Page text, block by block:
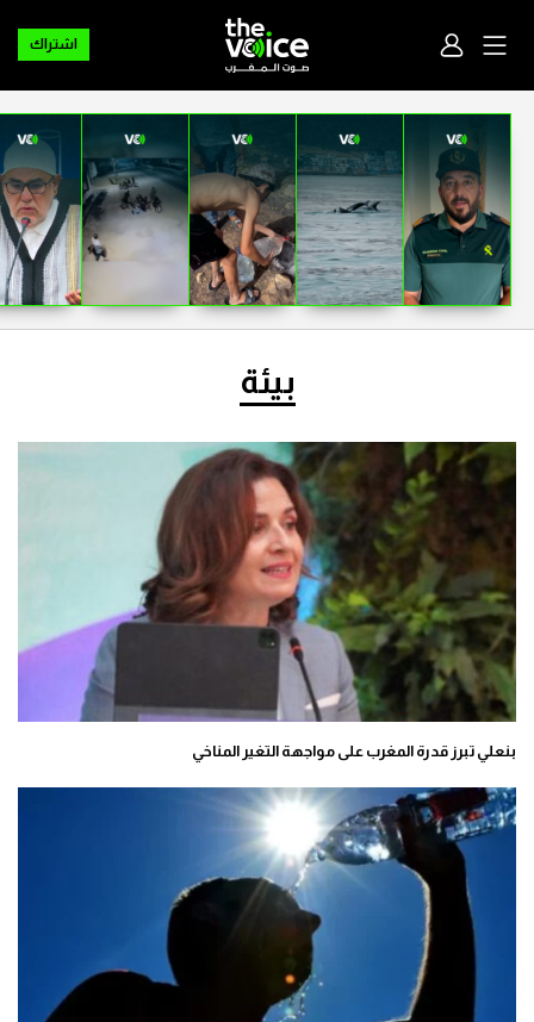
اشتراك
بيئة
بنعلي تبرز قدرة المغرب على مواجهة التغير المناخي